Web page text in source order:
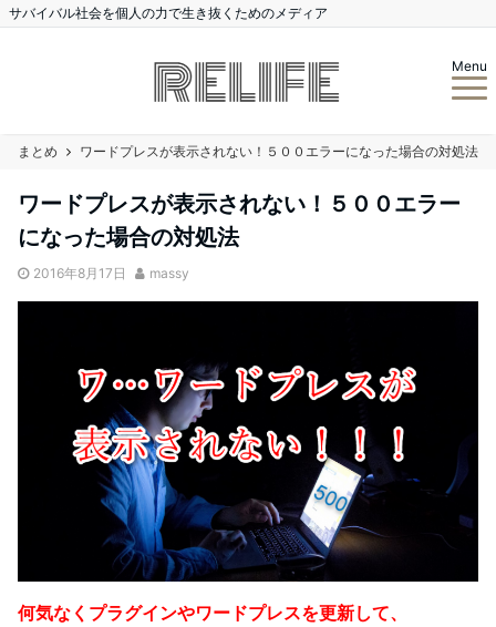
サバイバル社会を個人の力で生き抜くためのメディア
Menu
まとめ ワードプレスが表示されない！５００エラーになった場合の対処法
ワードプレスが表示されない！５００エラー
になった場合の対処法
2016年8月17日 massy
何気なくプラグインやワードプレスを更新して、